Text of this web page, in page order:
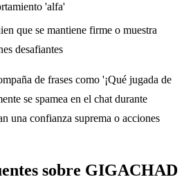
'alfa'
que se mantiene firme o muestra
desafiantes
de frases como '¡Qué jugada de
se spamea en el chat durante
una confianza suprema o acciones
sobre GIGACHAD